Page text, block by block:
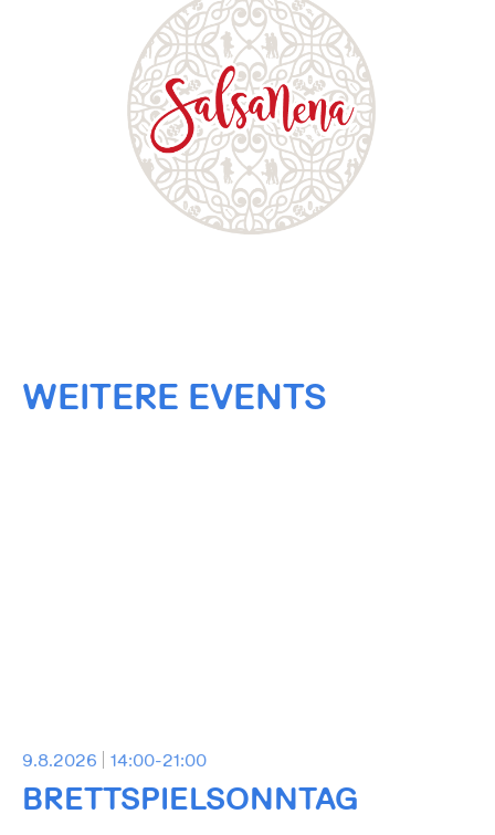
WEITERE EVENTS
9.8.2026 14:00-21:00
BRETTSPIELSONNTAG